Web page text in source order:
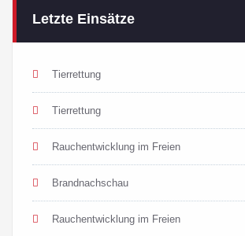
Letzte Einsätze
Tierrettung
Tierrettung
Rauchentwicklung im Freien
Brandnachschau
Rauchentwicklung im Freien